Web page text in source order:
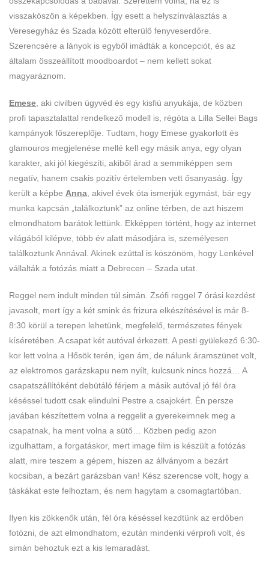
visszaköszön a képekben. Így esett a helyszínválasztás a
Veresegyház és Szada között elterülő fenyveserdőre.
Szerencsére a lányok is egyből imádták a koncepciót, és az
általam összeállított moodboardot – nem kellett sokat
magyaráznom.
Emese , aki civilben ügyvéd és egy kisfiú anyukája, de közben
profi tapasztalattal rendelkező modell is, régóta a Lilla Sellei Bags
kampányok főszereplője. Tudtam, hogy Emese gyakorlott és
glamouros megjelenése mellé kell egy másik anya, egy olyan
karakter, aki jól kiegészíti, akiből árad a semmiképpen sem
negatív, hanem csakis pozitív értelemben vett ősanyaság. Így
került a képbe Anna , akivel évek óta ismerjük egymást, bár egy
munka kapcsán „találkoztunk” az online térben, de azt hiszem
elmondhatom barátok lettünk. Ekképpen történt, hogy az internet
világából kilépve, több év alatt másodjára is, személyesen
találkoztunk Annával. Akinek ezúttal is köszönöm, hogy Lenkével
vállalták a fotózás miatt a Debrecen – Szada utat.
Reggel nem indult minden túl simán. Zsófi reggel 7 órási kezdést
javasolt, mert így a két smink és frizura elkészítésével is már 8-
8:30 körül a terepen lehetünk, megfelelő, természetes fények
kíséretében. A csapat két autóval érkezett. A pesti gyülekező 6:30-
kor lett volna a Hősök terén, igen ám, de nálunk áramszünet volt,
az elektromos garázskapu nem nyílt, kulcsunk nincs hozzá… A
csapatszállítóként debütáló férjem a másik autóval jó fél óra
késéssel tudott csak elindulni Pestre a csajokért. Én persze
javában készítettem volna a reggelit a gyerekeimnek meg a
csapatnak, ha ment volna a sütő… Közben pedig azon
izgulhattam, a forgatáskor, mert image film is készült a fotózás
alatt, mire teszem a gépem, hiszen az állványom a bezárt
kocsiban, a bezárt garázsban van! Kész szerencse volt, hogy a
táskákat este felhoztam, és nem hagytam a csomagtartóban.
Ilyen kis zökkenők után, fél óra késéssel kezdtünk az erdőben
fotózni, de azt elmondhatom, ezután mindenki vérprofi volt, és
simán behoztuk ezt a kis lemaradást.